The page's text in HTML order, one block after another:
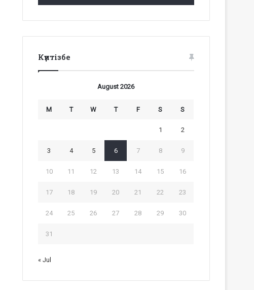
Күнтізбе
August 2026
M T W T F S S
1 2
3 4 5 6 7 8 9
10 11 12 13 14 15 16
17 18 19 20 21 22 23
24 25 26 27 28 29 30
31
« Jul